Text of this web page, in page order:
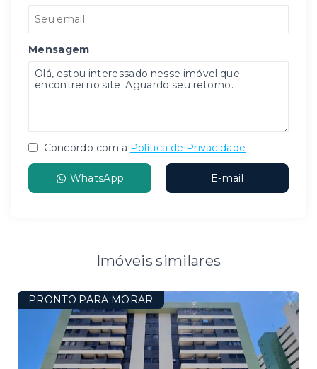
Mensagem
Concordo com a Política de Privacidade
WhatsApp E-mail
Imóveis similares
PRONTO PARA MORAR